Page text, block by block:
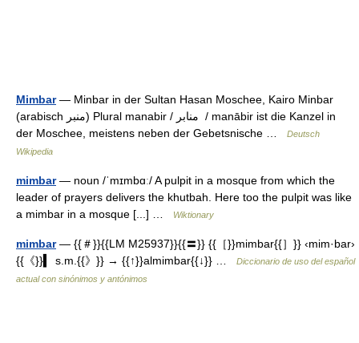
Mimbar— Minbar in der Sultan Hasan Moschee, Kairo Minbar
(arabisch ‏منبر‎) Plural manabir / ‏منابر ‎ / manābir ist die Kanzel in
der Moschee, meistens neben der Gebetsnische …
Deutsch
Wikipedia
mimbar— noun /ˈmɪmbɑː/ A pulpit in a mosque from which the
leader of prayers delivers the khutbah. Here too the pulpit was like
a mimbar in a mosque [...] …
Wiktionary
mimbar— {{＃}}{{LM M25937}}{{〓}} {{［}}mimbar{{］}} ‹mim·bar›
{{《}}▍ s.m.{{》}} → {{↑}}almimbar{{↓}} …
Diccionario de uso del español
actual con sinónimos y antónimos